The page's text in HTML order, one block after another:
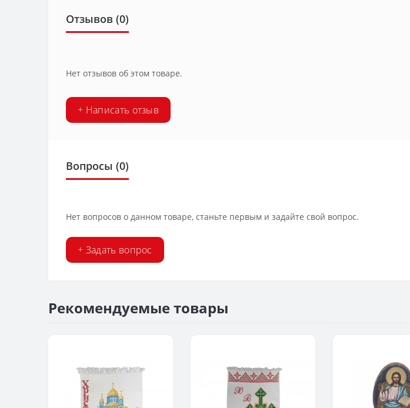
Отзывов (0)
Нет отзывов об этом товаре.
+ Написать отзыв
Вопросы (0)
Нет вопросов о данном товаре, станьте первым и задайте свой вопрос.
+ Задать вопрос
Рекомендуемые товары